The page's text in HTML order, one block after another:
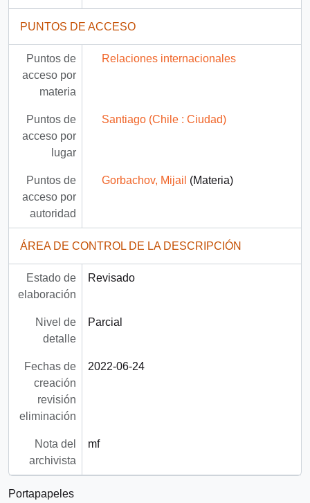
PUNTOS DE ACCESO
Puntos de
acceso por
materia
Relaciones internacionales
Puntos de
acceso por
lugar
Santiago (Chile : Ciudad)
Puntos de
acceso por
autoridad
Gorbachov, Mijail (Materia)
ÁREA DE CONTROL DE LA DESCRIPCIÓN
Estado de
elaboración
Revisado
Nivel de
detalle
Parcial
Fechas de
creación
revisión
eliminación
2022-06-24
Nota del
archivista
mf
Portapapeles